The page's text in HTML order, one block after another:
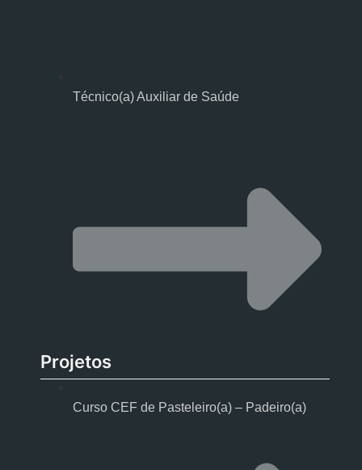
Técnico(a) Auxiliar de Saúde
Curso CEF de Pasteleiro(a) – Padeiro(a)
Projetos